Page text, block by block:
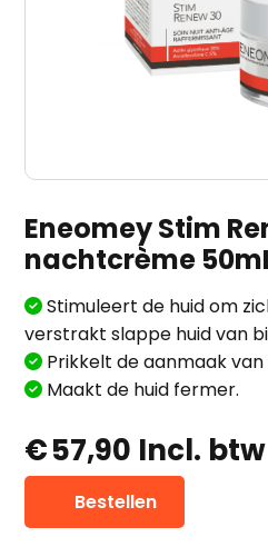
Eneomey Stim
nachtcrème
Stimuleert de huid om
verstrakt slappe huid van
Prikkelt de aanmaak
Maakt de huid fermer.
€57,90 Incl. btw
Bestellen